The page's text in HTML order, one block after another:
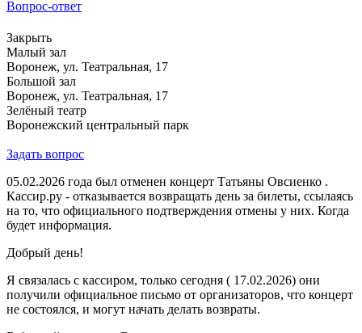
Вопрос-ответ
Закрыть
Малый зал
Воронеж, ул. Театральная, 17
Большой зал
Воронеж, ул. Театральная, 17
Зелёный театр
Воронежский центральный парк
Задать вопрос
05.02.2026 года был отменен концерт Татьяны Овсиенко .
Кассир.ру - отказывается возвращать день за билеты, ссылаясь
на то, что официального подтверждения отмены у них. Когда
будет информация.
Добрый день!
Я связалась с кассиром, только сегодня ( 17.02.2026) они
получили официальное письмо от организаторов, что концерт
не состоялся, и могут начать делать возвраты.